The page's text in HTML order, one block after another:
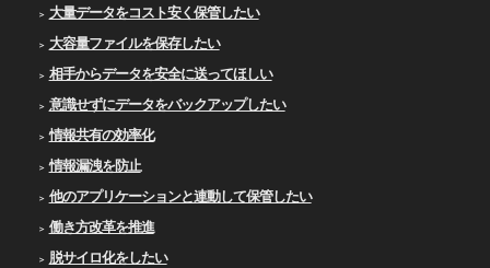
大量データをコスト安く保管したい
大容量ファイルを保存したい
相手からデータを安全に送ってほしい
意識せずにデータをバックアップしたい
情報共有の効率化
情報漏洩を防止
他のアプリケーションと連動して保管したい
働き方改革を推進
脱サイロ化をしたい